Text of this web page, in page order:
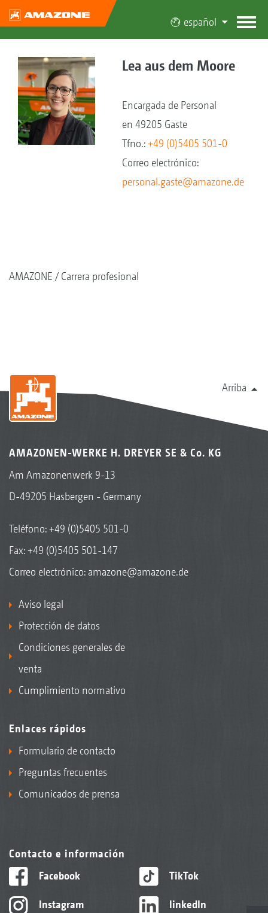
español
Lea aus dem Moore
Encargada de Personal
en 49205 Gaste
Tfno.:+49 (0)5405 501-0
Correo electrónico:
personal.gaste@amazone.de
AMAZONE Carrera profesional
Arriba
AMAZONEN-WERKE H. DREYER SE & Co. KG
Am Amazonenwerk 9-13
D-49205 Hasbergen - Germany
Teléfono:+49 (0)5405 501-0
Fax: +49 (0)5405 501-147
Correo electrónico: amazone@amazone.de
Aviso legal
Protección de datos
Condiciones generales de
venta
Cumplimiento normativo
Enlaces rápidos
Formulario de contacto
Preguntas frecuentes
Comunicados de prensa
Contacto e información
Facebook
Instagram
TikTok
linkedIn